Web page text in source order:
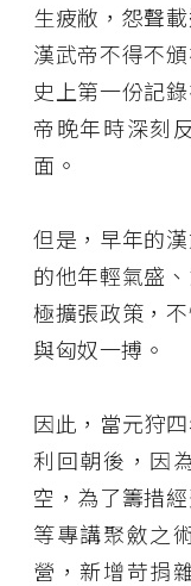
生疲敝，怨聲
漢武帝不得不
史上第一份記
帝晚年時深刻
面。
但是，早年的
的他年輕氣盛
極擴張政策，
與匈奴一搏。
因此，當元狩
利回朝後，因
空，為了籌措
等專講聚斂之
營，新增苛捐